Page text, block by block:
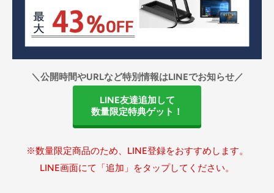
＼公開時間やURLなど特別情報はLINEでお知らせ／
LINE友達追加して
数量限定特典ゲット！
※数量限定商品のため、LINE登録をおすすめします。
LINE画面にて「追加」をタップしてください。